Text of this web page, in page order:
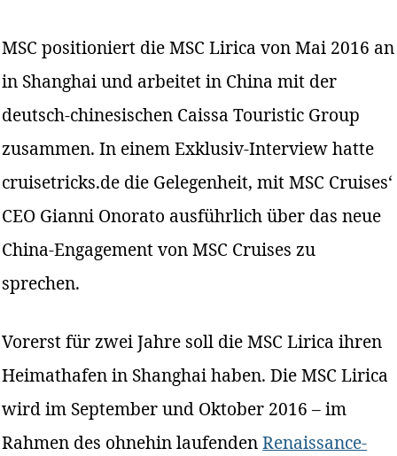
MSC positioniert die MSC Lirica von Mai 2016 an
in Shanghai und arbeitet in China mit der
deutsch-chinesischen Caissa Touristic Group
zusammen. In einem Exklusiv-Interview hatte
cruisetricks.de die Gelegenheit, mit MSC Cruises‘
CEO Gianni Onorato ausführlich über das neue
China-Engagement von MSC Cruises zu
sprechen.
Vorerst für zwei Jahre soll die MSC Lirica ihren
Heimathafen in Shanghai haben. Die MSC Lirica
wird im September und Oktober 2016 – im
Rahmen des ohnehin laufendenRenaissance-